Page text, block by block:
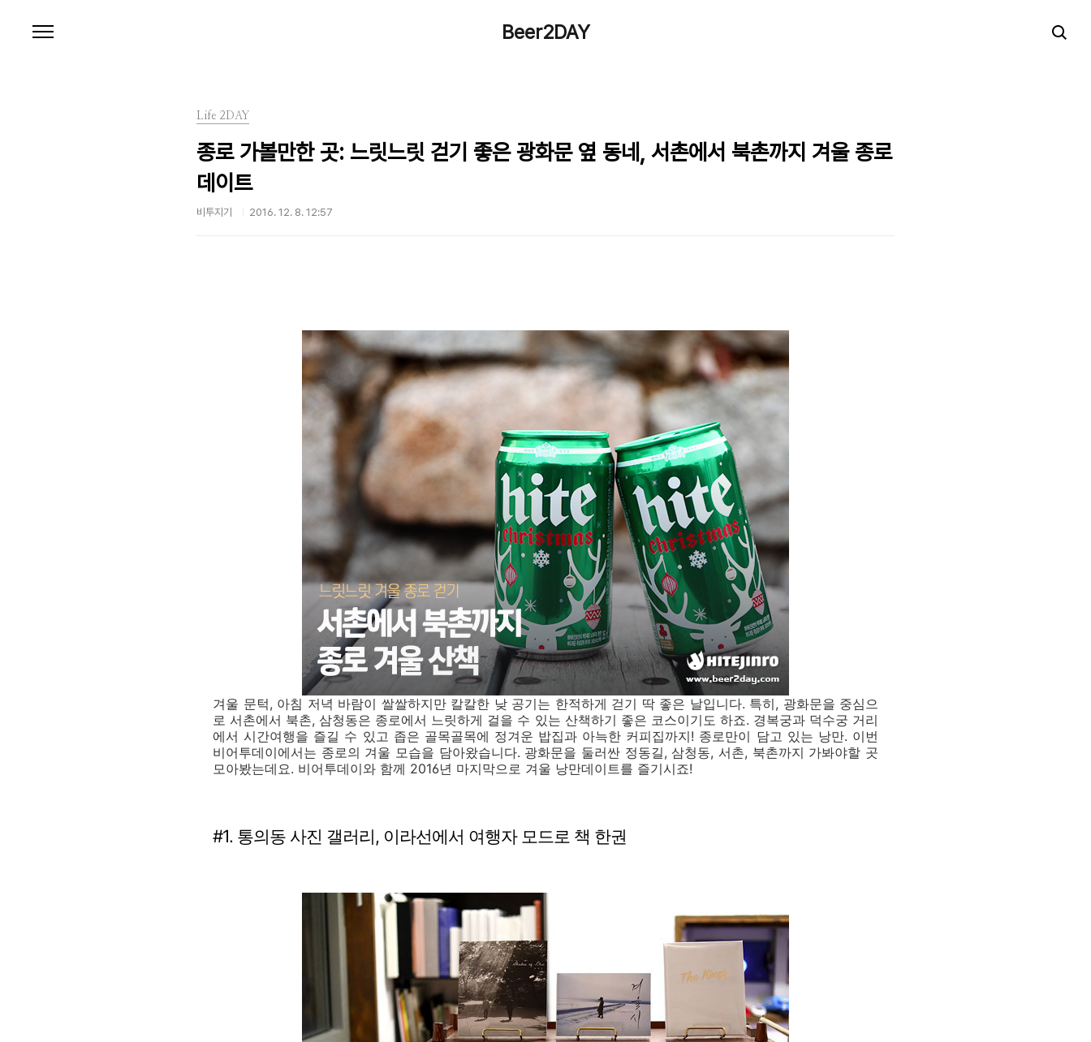
Beer2DAY
Life 2DAY
종로 가볼만한 곳: 느릿느릿 걷기 좋은 광화문 옆 동네, 서촌에서 북촌까지 겨울 종로
데이트
비투지기 2016. 12. 8. 12:57
겨울 문턱, 아침 저녁 바람이 쌀쌀하지만 칼칼한 낮 공기는 한적하게 걷기 딱 좋은 날입니다. 특히, 광화문을 중심으
로 서촌에서 북촌, 삼청동은 종로에서 느릿하게 걸을 수 있는 산책하기 좋은 코스이기도 하죠. 경복궁과 덕수궁 거리
에서 시간여행을 즐길 수 있고 좁은 골목골목에 정겨운 밥집과 아늑한 커피집까지! 종로만이 담고 있는 낭만. 이번
비어투데이에서는 종로의 겨울 모습을 담아왔습니다. 광화문을 둘러싼 정동길, 삼청동, 서촌, 북촌까지 가봐야할 곳
모아봤는데요. 비어투데이와 함께 2016년 마지막으로 겨울 낭만데이트를 즐기시죠!
#1. 통의동 사진 갤러리, 이라선에서 여행자 모드로 책 한권